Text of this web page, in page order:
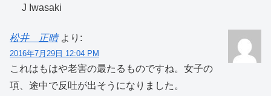
J Iwasaki
松井 正晴 より:
2016年7月29日 12:04 PM
これはもはや老害の最たるものですね。女子の
項、途中で反吐が出そうになりました。